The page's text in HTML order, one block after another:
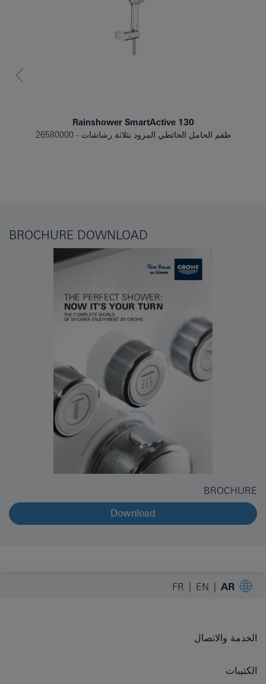
Rainshower SmartActive 130
طقم الحامل الحائطي المزود بثلاثة رشاشات
26580000
BROCHURE DOWNLOAD
BROCHURE
Download
AR
EN
FR
الخدمة والاتصال
الكتيبات